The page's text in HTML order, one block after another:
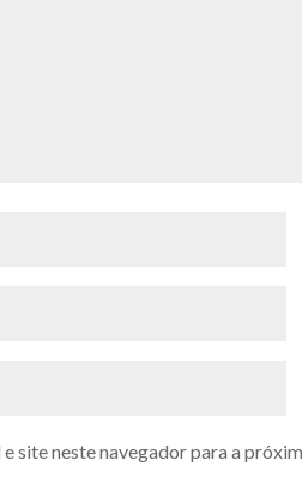
site neste navegador para a